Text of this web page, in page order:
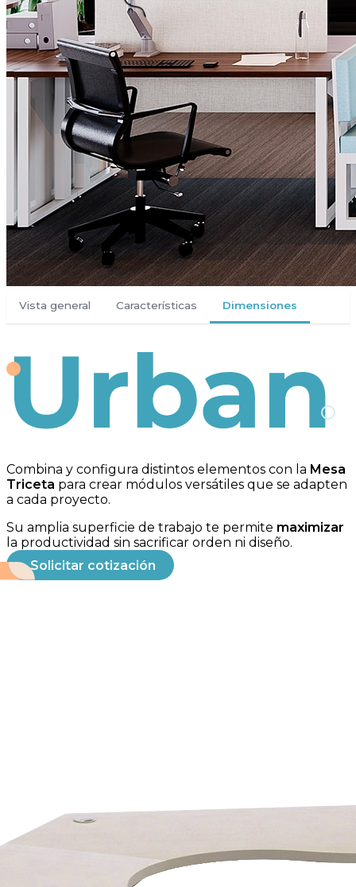
Vista general Características Dimensiones
Urban
Combina y configura distintos elementos con la Mesa
Triceta para crear módulos versátiles que se adapten
a cada proyecto.
Su amplia superficie de trabajo te permite maximizar
la productividad sin sacrificar orden ni diseño.
Solicitar cotización